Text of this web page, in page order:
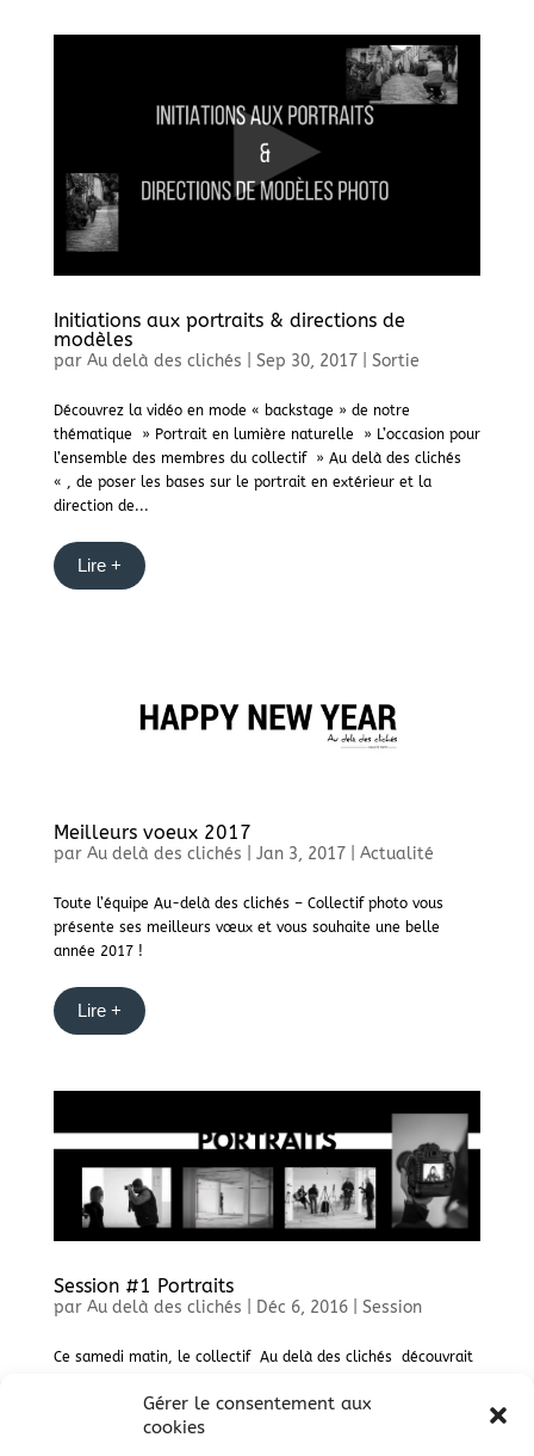
Gérer le consentement aux
cookies
Initiations aux portraits & directions de
modèles
par Au delà des clichés Sep 30, 2017| Sortie
Découvrez la vidéo en mode « backstage » de notre
thématique » Portrait en lumière naturelle » L’occasion pour
l’ensemble des membres du collectif » Au delà des clichés
« , de poser les bases sur le portrait en extérieur et la
direction de...
Lire +
Meilleurs voeux 2017
par Au delà des clichés Jan 3, 2017| Actualité
Toute l’équipe Au-delà des clichés – Collectif photo vous
présente ses meilleurs vœux et vous souhaite une belle
année 2017 !
Lire +
Session #1 Portraits
par Au delà des clichés Déc 6, 2016| Session
Ce samedi matin, le collectif Au delà des clichés découvrait
Portraits, une ancienne usine transformée en galerie d’art
éphémère à la saison estivale. Muni de notre matériel, boites